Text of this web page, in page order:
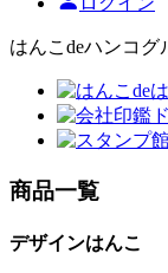
はんこdeハンコグ
商品一覧
デザインはんこ